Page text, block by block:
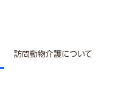
訪問動物介護について